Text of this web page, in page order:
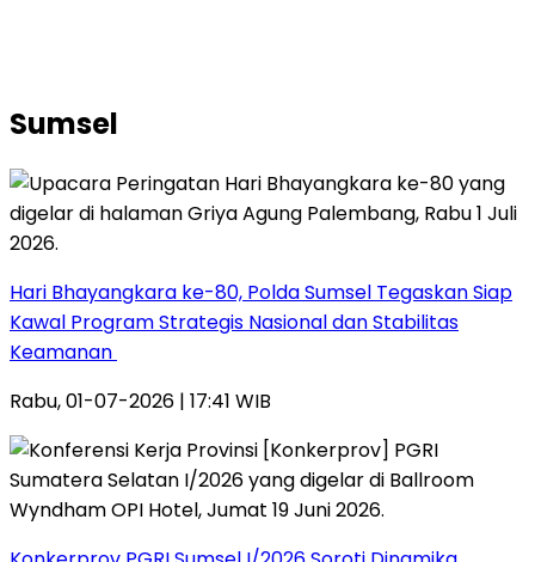
Sumsel
Hari Bhayangkara ke-80, Polda Sumsel Tegaskan Siap
Kawal Program Strategis Nasional dan Stabilitas
Keamanan ‎
Rabu, 01-07-2026 | 17:41 WIB